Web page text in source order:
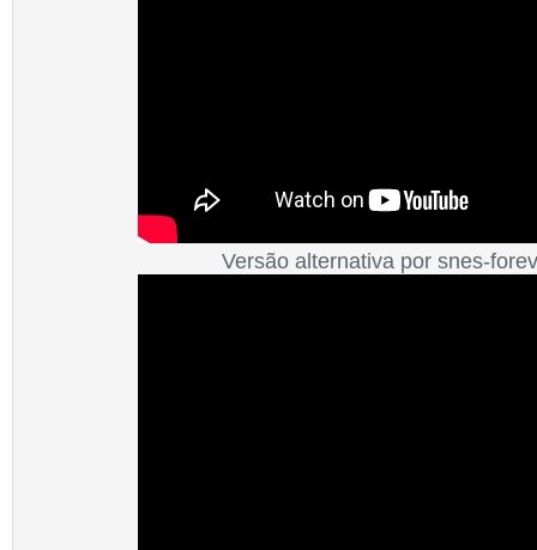
Versão alternativa por snes-